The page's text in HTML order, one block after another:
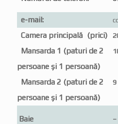
e-mail:
Camera principală (prici)
Mansarda 1 (paturi de 2
persoane și 1 persoană)
Mansarda 2 (paturi de 2
persoane și 1 persoană)
9
Baie –